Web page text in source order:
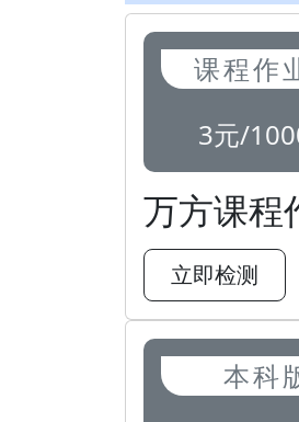
课程作
3元/
万方课程
立即检测
本科